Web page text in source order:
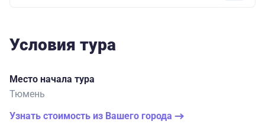
Условия тура
Место начала тура
Тюмень
Узнать стоимость из Вашего города